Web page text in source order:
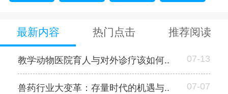
最新内容 热门点击 推荐阅读
教学动物医院育人与对外诊疗该如何.. 07-13
兽药行业大变革：存量时代的机遇与.. 07-07